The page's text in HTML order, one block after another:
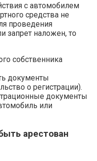
с автомобилем
средства не
проведения
запрет наложен, то
собственника
документы
о регистрации).
документы
или
арестован